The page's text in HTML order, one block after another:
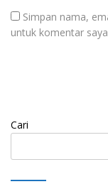
Simpan nama,
untuk komentar
Cari